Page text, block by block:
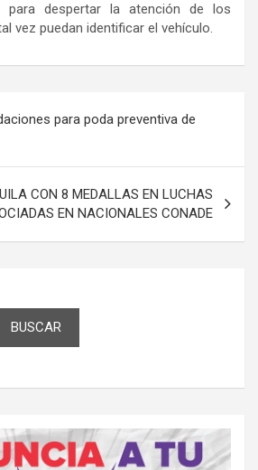
para despertar la atención de los
vez puedan identificar el vehículo.
para poda preventiva de
CON 8 MEDALLAS EN LUCHAS
EN NACIONALES CONADE
BUSCAR